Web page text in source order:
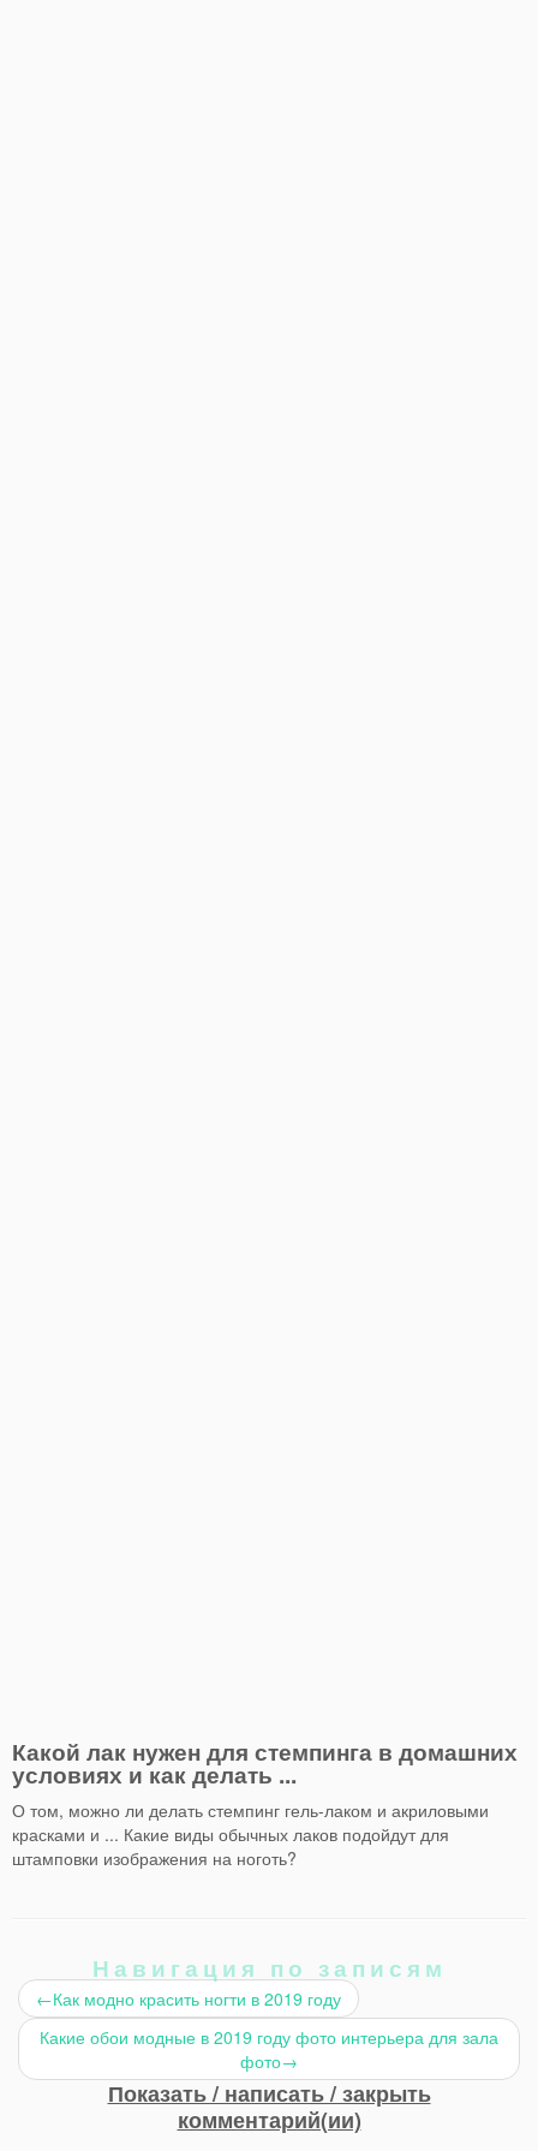
Какой лак нужен для стемпинга в домашних
условиях и как делать ...
О том, можно ли делать стемпинг гель-лаком и акриловыми
красками и ... Какие виды обычных лаков подойдут для
штамповки изображения на ноготь?
Навигация по записям
←Как модно красить ногти в 2019 году
Какие обои модные в 2019 году фото интерьера для зала
фото→
Показать / написать / закрыть
комментарий(ии)